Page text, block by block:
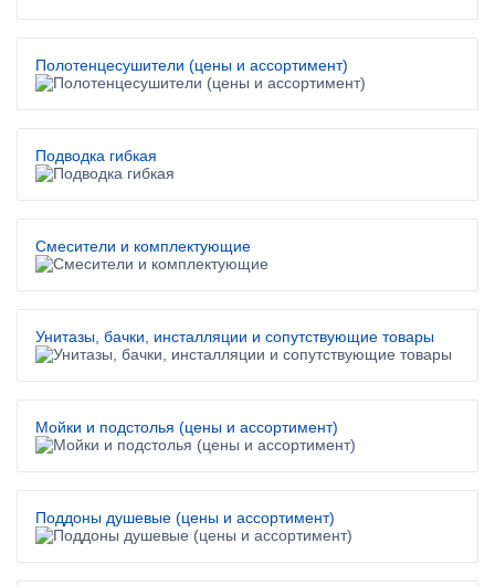
Полотенцесушители (цены и ассортимент)
Подводка гибкая
Смесители и комплектующие
Унитазы, бачки, инсталляции и сопутствующие товары
Мойки и подстолья (цены и ассортимент)
Поддоны душевые (цены и ассортимент)